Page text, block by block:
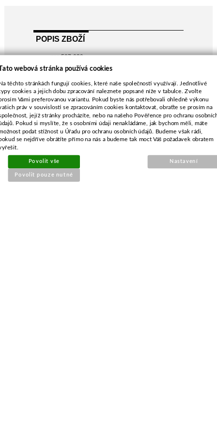
POPIS ZBOŽÍ
pro 507-029
SOUVISEJÍCÍ PRODUKTY
Výfuk pro Husqvarna
webová stránka používá cookies
těchto stránkách fungují cookies, které naše společnosti využívají. Jednotlivé
cookies a jejich dobu zpracování naleznete popsané níže v tabulce. Zvolte
Vámi preferovanou variantu. Pokud byste nás potřebovali ohledně výkonu
práv v souvislosti se zpracováním cookies kontaktovat, obraťte se prosím na
jejíž stránky procházíte, nebo na našeho Pověřence pro ochranu
Pokud si myslíte, že s osobními údaji nenakládáme, jak bychom měli, máte
podat stížnost u Úřadu pro ochranu osobních údajů. Budeme však rádi,
se nejdříve obrátíte přímo na nás a budeme tak moct Váš požadavek obratem
Povolit vše
Povolit pouze nutné
Nastavení